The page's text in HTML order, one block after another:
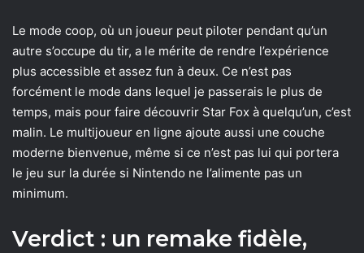
Le mode coop, où un joueur peut piloter pendant qu’un
autre s’occupe du tir, a le mérite de rendre l’expérience
plus accessible et assez fun à deux. Ce n’est pas
forcément le mode dans lequel je passerais le plus de
temps, mais pour faire découvrir Star Fox à quelqu’un, c’est
malin. Le multijoueur en ligne ajoute aussi une couche
moderne bienvenue, même si ce n’est pas lui qui portera
le jeu sur la durée si Nintendo ne l’alimente pas un
minimum.
Verdict : un remake fidèle,